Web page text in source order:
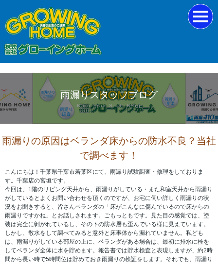
雨漏りスタッフブログ
Rain leak Staff Blog
雨漏りの原因はベランダ床からの防水不良？当社
で調べます！
こんにちは！千葉県千葉市若葉区にて、雨漏り試験調査・修理をしておりま
す。千葉店の宮垣です。
今回は、1階のリビング天井から、雨漏りがしている・また和室天井から雨漏り
がしているとよくお問い合わせを頂くのですが、お宅に伺い詳しく雨漏りの状
況をお聞きすると、皆さんベランダの「床がこんなに傷んでいるので床からの
雨漏りですかね」とお話しされます。ごもっともです。見た目の感覚では、塗
装は完全に剝がれているし、その下の防水層も歪んでいる様に見えています。
しかし、散水をして調べてみると意外と床事体から漏れていません。私ども
は、雨漏りがしている部屋の上に、ベランダがある場合は、最初に排水に栓を
してベランダ全体に水を貯めます。報告書では貯水検査と表現しますが、約2時
間から長い時で5時間位は貯めておき雨漏りの検証をします。それでも、雨漏り